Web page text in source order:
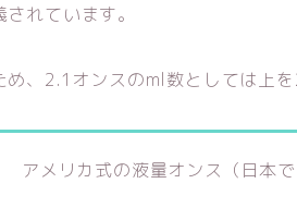
されています。
め、2.1オンスのml数としては上
アメリカ式の液量オンス（日本